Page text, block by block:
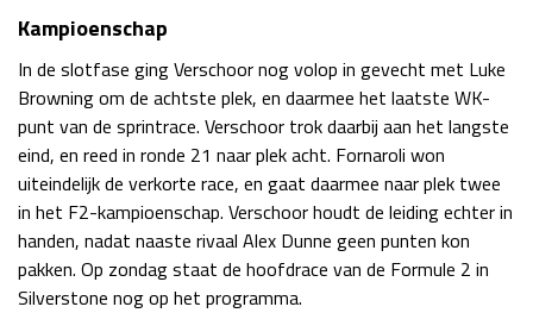
GP QATAR 2026 27 - 29 nov
Kwalificatie
za 19:00 - 20:00
Race
zo 17:00 - 19:00
Kwalificatie
Race
zo 14:00 - 16:00
Kampioenschap
In de slotfase ging Verschoor nog volop in gevecht met Luke
Browning om de achtste plek, en daarmee het laatste WK-
punt van de sprintrace. Verschoor trok daarbij aan het langste
eind, en reed in ronde 21 naar plek acht. Fornaroli won
uiteindelijk de verkorte race, en gaat daarmee naar plek twee
in het F2-kampioenschap. Verschoor houdt de leiding echter in
handen, nadat naaste rivaal Alex Dunne geen punten kon
pakken. Op zondag staat de hoofdrace van de Formule 2 in
Silverstone nog op het programma.